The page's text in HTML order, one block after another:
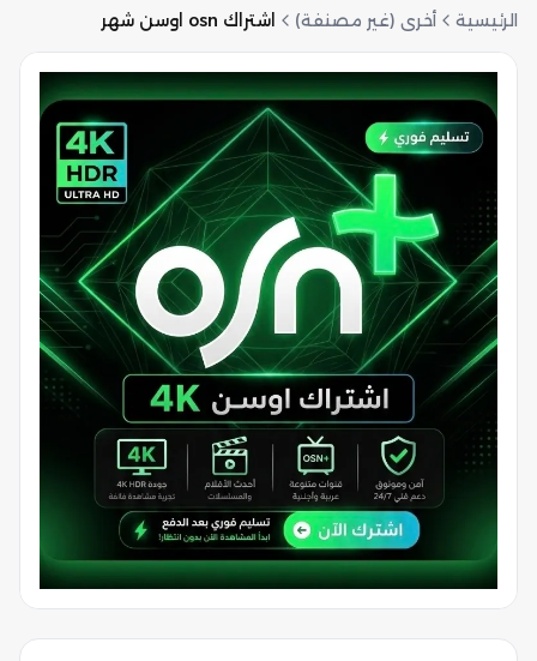
الرئيسية أخرى (غير مصنفة) اشتراك osn اوسن شهر